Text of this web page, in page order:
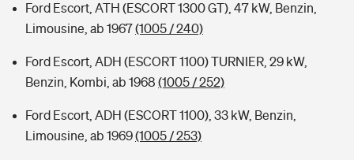
Ford Escort, ATH (ESCORT 1300 GT), 47 kW, Benzin,
Limousine, ab 1967(1005 / 240)
Ford Escort, ADH (ESCORT 1100) TURNIER, 29 kW,
Benzin, Kombi, ab 1968 (1005 / 252)
Ford Escort, ADH (ESCORT 1100), 33 kW, Benzin,
Limousine, ab 1969(1005 / 253)